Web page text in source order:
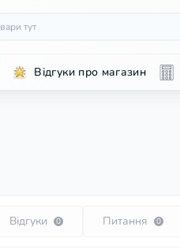
Відгуки про магазин
Відгуки 0 Питання 0